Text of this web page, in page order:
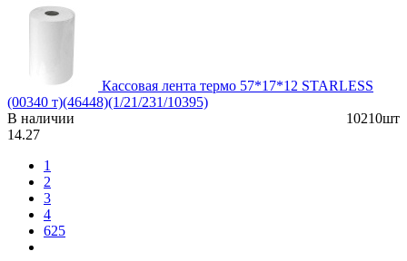
Кассовая лента термо 57*17*12 STARLESS
(00340 т)(46448)(1/21/231/10395)
В наличии
10210шт
14.27
1
2
3
4
625